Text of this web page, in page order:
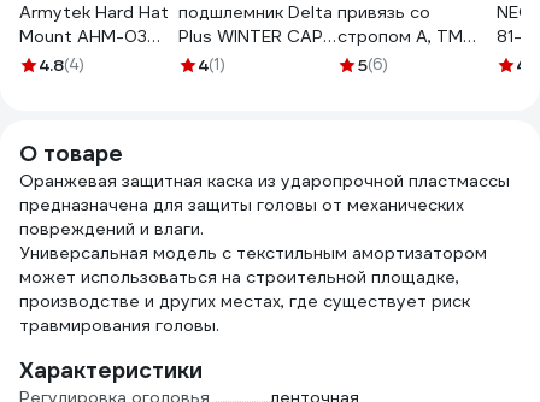
Armytek Hard Hat
Mount AHM-03
A04801
4.8(4)
подшлемник Delta
Plus WINTER CAP
черная
4(1)
привязь со
стропом А, ТМ
Gigant УПР-01
5(6)
NEO
81-
4.7
О товаре
Оранжевая защитная каска из ударопрочной пластмассы
предназначена для защиты головы от механических
повреждений и влаги.
Универсальная модель с текстильным амортизатором
может использоваться на строительной площадке,
производстве и других местах, где существует риск
травмирования головы.
Характеристики
Регулировка оголовья
ленточная